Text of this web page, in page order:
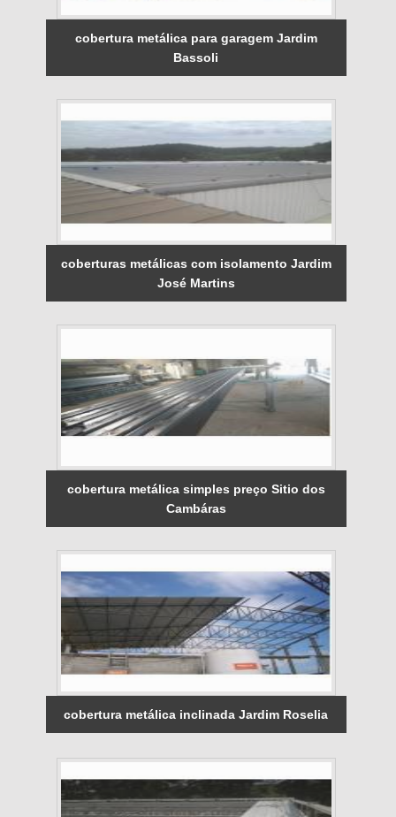
cobertura metálica para garagem Jardim
Bassoli
coberturas metálicas com isolamento Jardim
José Martins
cobertura metálica simples preço Sitio dos
Cambáras
cobertura metálica inclinada Jardim Roselia